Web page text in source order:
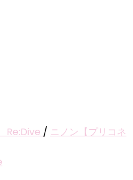
Re:Dive / ニノン【プリコネ